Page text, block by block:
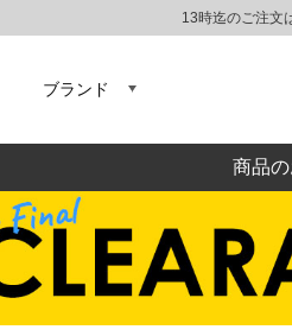
13時迄のご注文
ブランド
商品